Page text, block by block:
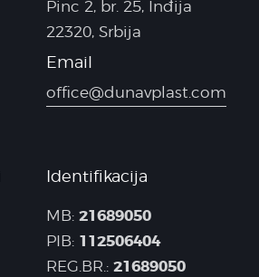
Pinc 2, br. 25, Inđija
22320, Srbija
Email
office@dunavplast.com
Identifikacija
MB: 21689050
PIB: 112506404
REG.BR.: 21689050